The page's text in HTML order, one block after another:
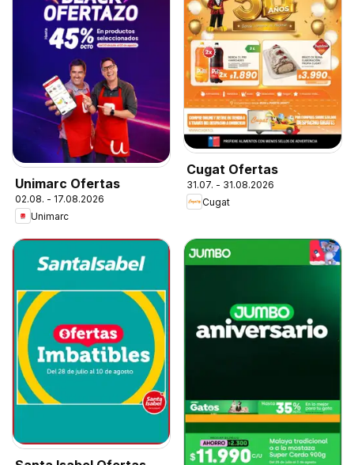
Unimarc Ofertas
02.08. - 17.08.2026
Unimarc
Cugat Ofertas
31.07. - 31.08.2026
Cugat